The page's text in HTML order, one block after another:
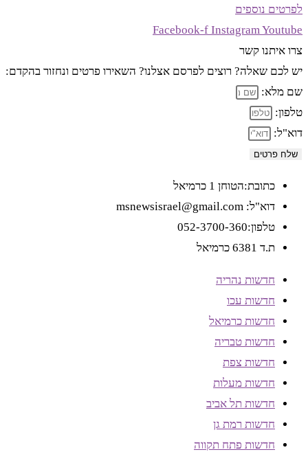
לפרטים נוספים
Facebook-f InstagramYoutube
צרו איתנו קשר
יש לכם שאלה? רוצים לפרסם אצלנו? השאירו פרטים ונחזור בהקדם:
שם מלא:
טלפון:
דוא"ל:
שלח פרטים
כתובת:הטוחן 1 כרמיאל
דוא"ל: msnewsisrael@gmail.com
טלפון:052-3700-360
ת.ד 6381 כרמיאל
חדשות נהריה
חדשות עכו
חדשות כרמיאל
חדשות טבריה
חדשות צפת
חדשות מעלות
חדשות תל אביב
חדשות רמת גן
חדשות פתח תקווה